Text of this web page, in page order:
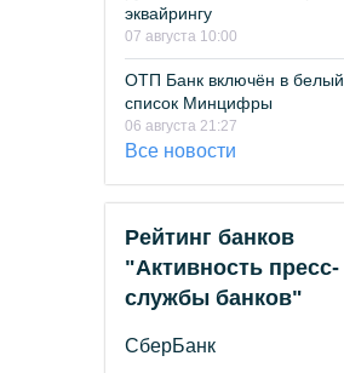
эквайрингу
07 августа 10:00
ОТП Банк включён в белый
список Минцифры
06 августа 21:27
Все новости
Рейтинг банков
"Активность пресс-
службы банков"
СберБанк